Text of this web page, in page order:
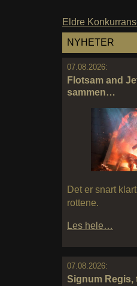
Eldre
NYHETER
07.08.2026:
Flotsam and
sammen…
Det er snart
rottene.
Les hele…
07.08.2026:
Signum Regis,